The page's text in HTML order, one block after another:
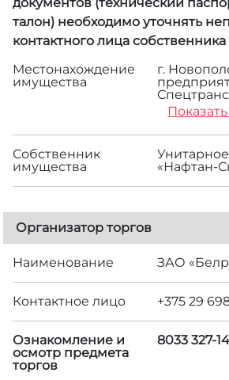
талон) необходимо уточнять
контактного лица
Местонахождение
имущества
г.
Собственник
имущества
«Нафтан-
Организатор торгов
Наименование ЗАО
Контактное лицо +375 29
Ознакомление и
осмотр предмета
торгов
8033 327-